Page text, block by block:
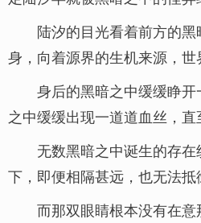
陆汐的目光看着前方的
身，向着源界的生机来源，世
身后的黑暗之中缓缓睁
之中缓缓出现一道道血丝，直
无数黑暗之中诞生的存
下，即便相隔甚远，也无法抵
而那双眼睛根本没有在意